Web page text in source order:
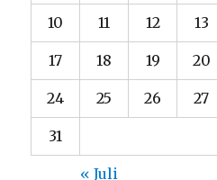
10 11 12 13
17 18 19 20
24 25 26 27
31
« Juli